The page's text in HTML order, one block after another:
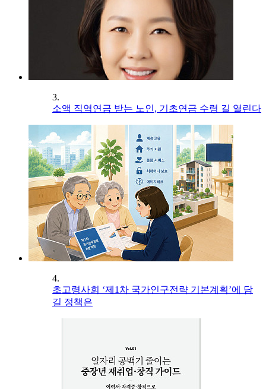
3.
소액 직역연금 받는 노인, 기초연금 수령 길 열린다
4.
초고령사회 ‘제1차 국가인구전략 기본계획’에 담
길 정책은